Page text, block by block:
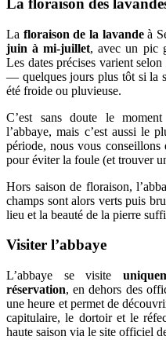
La floraison des
La floraison de la lavandeà
juin à mi-juillet, avec un pic
Les dates précises varient
— quelques jours plus tôt si la
été froide ou pluvieuse.
C’est sans doute le
l’abbaye, mais c’est aussi le
période, nous vous conseillons
pour éviter la foule (et trouver
Hors saison de floraison,
champs sont alors verts puis
lieu et la beauté de la pierre
Visiter l’abbaye
L’abbaye se visite
réservation, en dehors des
une heure et permet de
capitulaire, le dortoir et le
haute saison via le site officiel